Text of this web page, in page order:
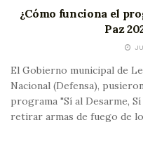
¿Cómo funciona el
Paz
El Gobierno municipal de
Nacional (Defensa),
programa "Sí al Desarme,
retirar armas de fuego de